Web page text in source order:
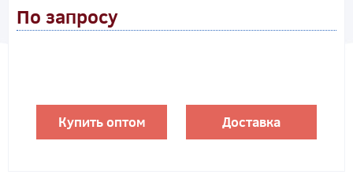
По запросу
Купить оптом Доставка